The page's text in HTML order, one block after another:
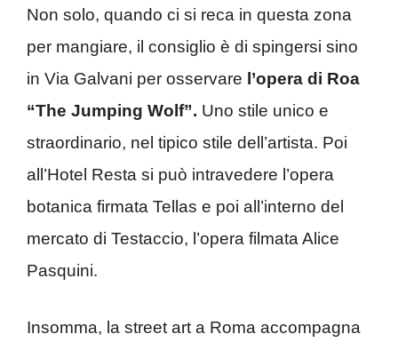
Non solo, quando ci si reca in questa zona
per mangiare, il consiglio è di spingersi sino
in Via Galvani per osservare l’opera di Roa
“The Jumping Wolf”. Uno stile unico e
straordinario, nel tipico stile dell’artista. Poi
all’Hotel Resta si può intravedere l’opera
botanica firmata Tellas e poi all’interno del
mercato di Testaccio, l’opera filmata Alice
Pasquini.
Insomma, la street art a Roma accompagna